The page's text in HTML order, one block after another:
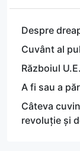
Despre
Cuvânt al
Războiul
A fi sau a
Câteva
revoluție și